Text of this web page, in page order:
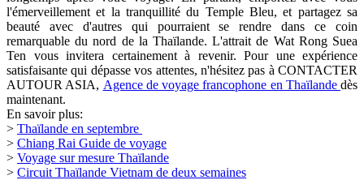
l'émerveillement et la tranquillité du Temple Bleu, et partagez sa
beauté avec d'autres qui pourraient se rendre dans ce coin
remarquable du nord de la Thaïlande. L'attrait de Wat Rong Suea
Ten vous invitera certainement à revenir. Pour une expérience
satisfaisante qui dépasse vos attentes, n'hésitez pas à CONTACTER
AUTOUR ASIA, Agence de voyage francophone en Thaïlande dès
maintenant.
En savoir plus:
> Thaïlande en septembre
> Chiang Rai Guide de voyage
> Voyage sur mesure Thaïlande
> Circuit Thaïlande Vietnam de deux semaines